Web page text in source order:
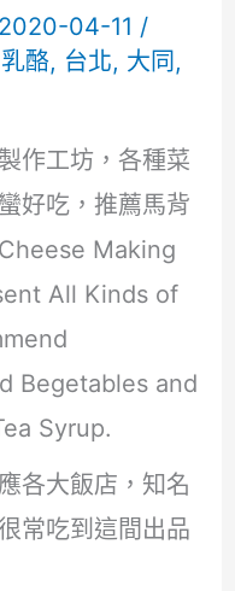
2020-04-11 /
乳酪, 台北, 大同 ,
作工坊，各種菜
好吃，推薦馬背
Making
All Kinds of
Begetables and
Syrup.
各大飯店，知名
常吃到這間出品